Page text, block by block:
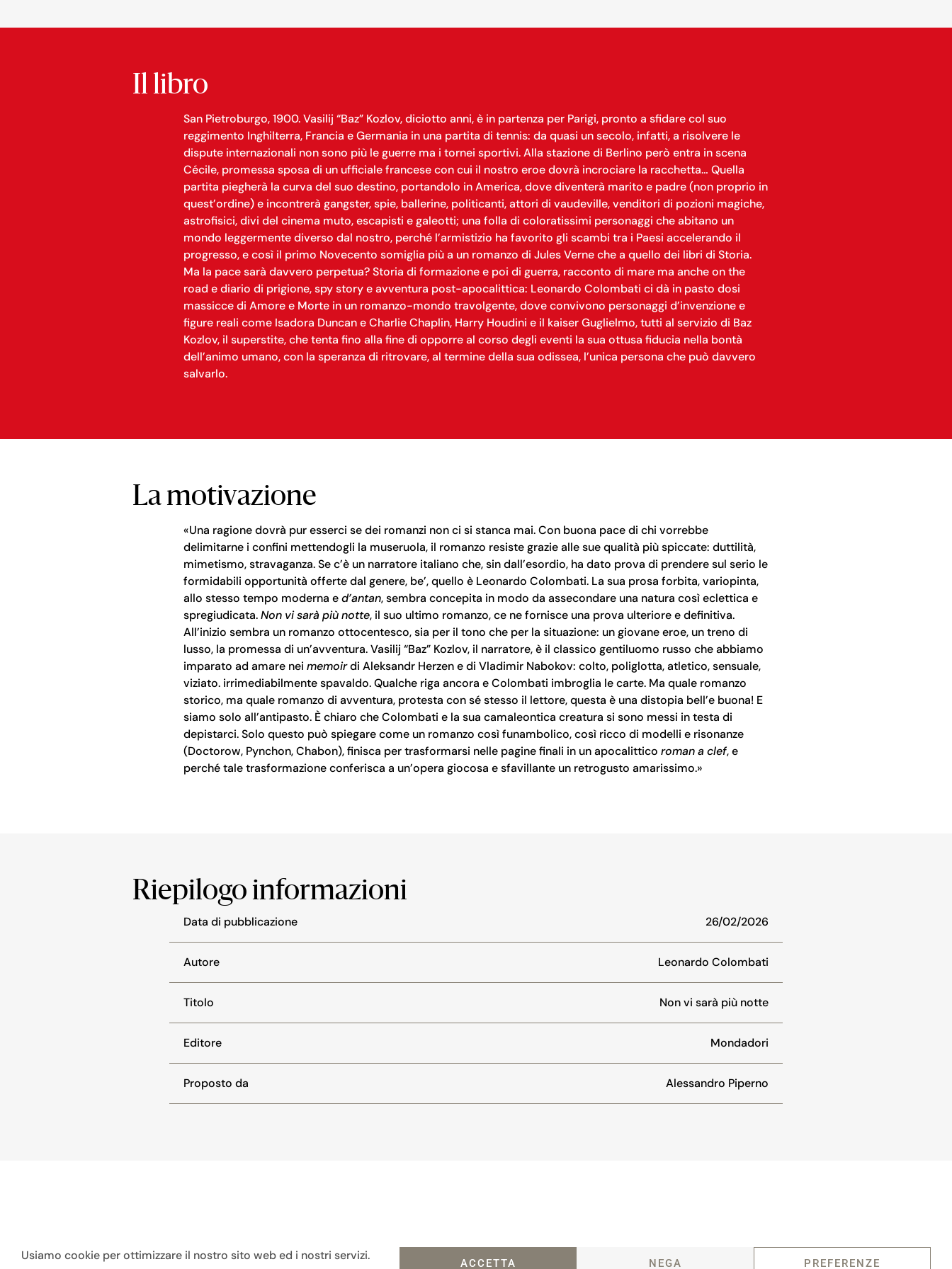
Usiamo cookie per ottimizzare il nostro sito web ed i nostri servizi.
ACCETTA NEGA PREFERENZE
Il libro
San Pietroburgo, 1900. Vasilij “Baz” Kozlov, diciotto anni, è in partenza per Parigi, pronto a sfidare col suo
reggimento Inghilterra, Francia e Germania in una partita di tennis: da quasi un secolo, infatti, a risolvere le
dispute internazionali non sono più le guerre ma i tornei sportivi. Alla stazione di Berlino però entra in scena
Cécile, promessa sposa di un ufficiale francese con cui il nostro eroe dovrà incrociare la racchetta… Quella
partita piegherà la curva del suo destino, portandolo in America, dove diventerà marito e padre (non proprio in
quest’ordine) e incontrerà gangster, spie, ballerine, politicanti, attori di vaudeville, venditori di pozioni magiche,
astrofisici, divi del cinema muto, escapisti e galeotti; una folla di coloratissimi personaggi che abitano un
mondo leggermente diverso dal nostro, perché l’armistizio ha favorito gli scambi tra i Paesi accelerando il
progresso, e così il primo Novecento somiglia più a un romanzo di Jules Verne che a quello dei libri di Storia.
Ma la pace sarà davvero perpetua? Storia di formazione e poi di guerra, racconto di mare ma anche on the
road e diario di prigione, spy story e avventura post-apocalittica: Leonardo Colombati ci dà in pasto dosi
massicce di Amore e Morte in un romanzo-mondo travolgente, dove convivono personaggi d’invenzione e
figure reali come Isadora Duncan e Charlie Chaplin, Harry Houdini e il kaiser Guglielmo, tutti al servizio di Baz
Kozlov, il superstite, che tenta fino alla fine di opporre al corso degli eventi la sua ottusa fiducia nella bontà
dell’animo umano, con la speranza di ritrovare, al termine della sua odissea, l’unica persona che può davvero
salvarlo.
La motivazione
«Una ragione dovrà pur esserci se dei romanzi non ci si stanca mai. Con buona pace di chi vorrebbe
delimitarne i confini mettendogli la museruola, il romanzo resiste grazie alle sue qualità più spiccate: duttilità,
mimetismo, stravaganza. Se c’è un narratore italiano che, sin dall’esordio, ha dato prova di prendere sul serio le
formidabili opportunità offerte dal genere, be’, quello è Leonardo Colombati. La sua prosa forbita, variopinta,
allo stesso tempo moderna ed’antan, sembra concepita in modo da assecondare una natura così eclettica e
spregiudicata.Non vi sarà più notte, il suo ultimo romanzo, ce ne fornisce una prova ulteriore e definitiva.
All’inizio sembra un romanzo ottocentesco, sia per il tono che per la situazione: un giovane eroe, un treno di
lusso, la promessa di un’avventura. Vasilij “Baz” Kozlov, il narratore, è il classico gentiluomo russo che abbiamo
imparato ad amare nei memoirdi Aleksandr Herzen e di Vladimir Nabokov: colto, poliglotta, atletico, sensuale,
viziato. irrimediabilmente spavaldo. Qualche riga ancora e Colombati imbroglia le carte. Ma quale romanzo
storico, ma quale romanzo di avventura, protesta con sé stesso il lettore, questa è una distopia bell’e buona! E
siamo solo all’antipasto. È chiaro che Colombati e la sua camaleontica creatura si sono messi in testa di
depistarci. Solo questo può spiegare come un romanzo così funambolico, così ricco di modelli e risonanze
(Doctorow, Pynchon, Chabon), finisca per trasformarsi nelle pagine finali in un apocalittico roman a clef, e
perché tale trasformazione conferisca a un’opera giocosa e sfavillante un retrogusto amarissimo.»
Riepilogo informazioni
Data di pubblicazione 26/02/2026
Autore Leonardo Colombati
Titolo Non vi sarà più notte
Editore Mondadori
Proposto da Alessandro Piperno
TORNA ALLE PROPOSTE